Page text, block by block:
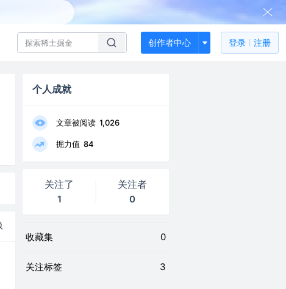
创作者中心 登录 注册
个人成就
文章被阅读 1,026
掘力值 84
关注了
1
关注者
0
收藏集 0
关注标签 3